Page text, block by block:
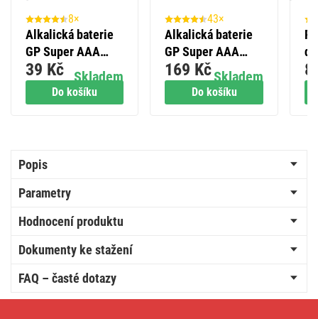
Do košíku
8×
Alkalická baterie
GP Super AAA
(LR03), 2 ksSkladem
39 Kč
Do košíku
43×
Alkalická baterie
GP Super AAA
(LR03), 10 ksSkladem
169 Kč
Popis
Parametry
Hodnocení produktu
Dokumenty ke stažení
FAQ – časté dotazy